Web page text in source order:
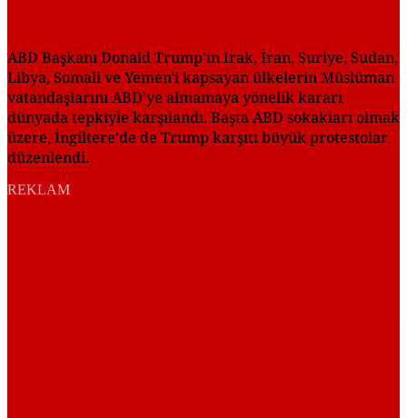
ABD Başkanı Donald Trump'ın Irak, İran, Suriye, Sudan,
Libya, Somali ve Yemen'i kapsayan ülkelerin Müslüman
vatandaşlarını ABD'ye almamaya yönelik kararı
dünyada tepkiyle karşılandı. Başta ABD sokakları olmak
üzere, İngiltere'de de Trump karşıtı büyük protestolar
düzenlendi.
REKLAM